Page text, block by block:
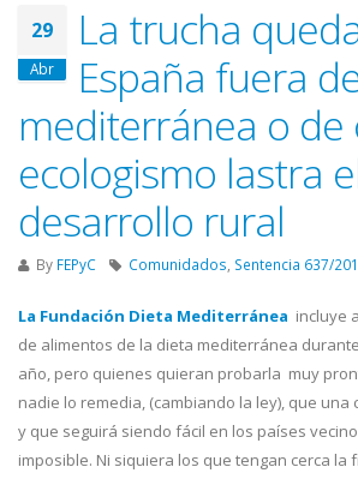
29
Abr
La trucha
España fuera
mediterránea o de
ecologismo lastra
desarrollo rural
By FEPyC Comunidados Sentencia 637/
La Fundación Dieta Mediterránea incluye
de alimentos de la dieta mediterránea
año, pero quienes quieran probarla muy
nadie lo remedia, (cambiando la ley), que una
y que seguirá siendo fácil en los países
imposible. Ni siquiera los que tengan cerca la